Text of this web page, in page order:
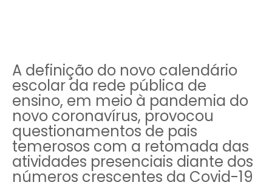
A definição do novo calendário
escolar da rede pública de
ensino, em meio à pandemia do
novo coronavírus, provocou
questionamentos de pais
temerosos com a retomada das
atividades presenciais diante dos
números crescentes da Covid-19